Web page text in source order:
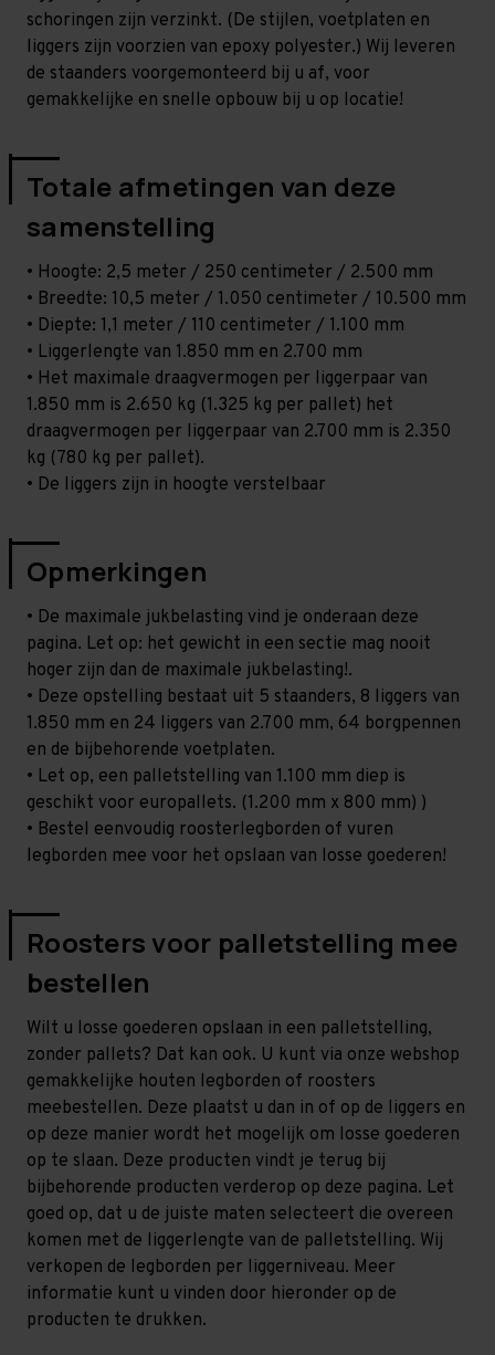
schoringen zijn verzinkt. (De stijlen, voetplaten en
liggers zijn voorzien van epoxy polyester.) Wij leveren
de staanders voorgemonteerd bij u af, voor
gemakkelijke en snelle opbouw bij u op locatie!
Totale afmetingen van deze
samenstelling
• Hoogte: 2,5 meter / 250 centimeter / 2.500 mm
• Breedte: 10,5 meter / 1.050 centimeter / 10.500 mm
• Diepte: 1,1 meter / 110 centimeter / 1.100 mm
• Liggerlengte van 1.850 mm en 2.700 mm
• Het maximale draagvermogen per liggerpaar van
1.850 mm is 2.650 kg (1.325 kg per pallet) het
draagvermogen per liggerpaar van 2.700 mm is 2.350
kg (780 kg per pallet).
• De liggers zijn in hoogte verstelbaar
Opmerkingen
• De maximale jukbelasting vind je onderaan deze
pagina. Let op: het gewicht in een sectie mag nooit
hoger zijn dan de maximale jukbelasting!.
• Deze opstelling bestaat uit 5 staanders, 8 liggers van
1.850 mm en 24 liggers van 2.700 mm, 64 borgpennen
en de bijbehorende voetplaten.
• Let op, een palletstelling van 1.100 mm diep is
geschikt voor europallets. (1.200 mm x 800 mm) )
• Bestel eenvoudig roosterlegborden of vuren
legborden mee voor het opslaan van losse goederen!
Roosters voor palletstelling mee
bestellen
Wilt u losse goederen opslaan in een palletstelling,
zonder pallets? Dat kan ook. U kunt via onze webshop
gemakkelijke houten legborden of roosters
meebestellen. Deze plaatst u dan in of op de liggers en
op deze manier wordt het mogelijk om losse goederen
op te slaan. Deze producten vindt je terug bij
bijbehorende producten verderop op deze pagina. Let
goed op, dat u de juiste maten selecteert die overeen
komen met de liggerlengte van de palletstelling. Wij
verkopen de legborden per liggerniveau. Meer
informatie kunt u vinden door hieronder op de
producten te drukken.